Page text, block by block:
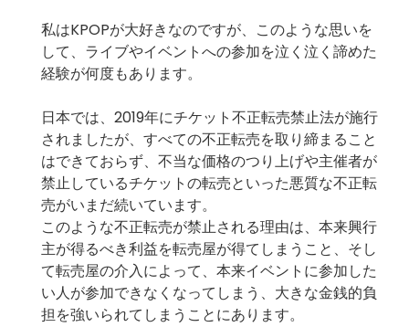
私はKPOPが大好きなのですが、このような思いを
して、ライブやイベントへの参加を泣く泣く諦めた
経験が何度もあります。
日本では、2019年にチケット不正転売禁止法が施行
されましたが、すべての不正転売を取り締まること
はできておらず、不当な価格のつり上げや主催者が
禁止しているチケットの転売といった悪質な不正転
売がいまだ続いています。
このような不正転売が禁止される理由は、本来興行
主が得るべき利益を転売屋が得てしまうこと、そし
て転売屋の介入によって、本来イベントに参加した
い人が参加できなくなってしまう、大きな金銭的負
担を強いられてしまうことにあります。